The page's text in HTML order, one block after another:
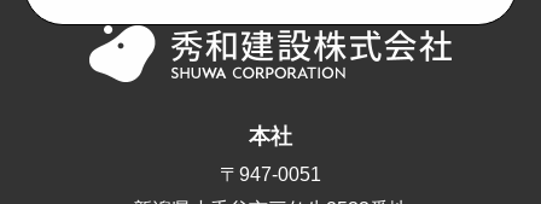
本社
〒947-0051